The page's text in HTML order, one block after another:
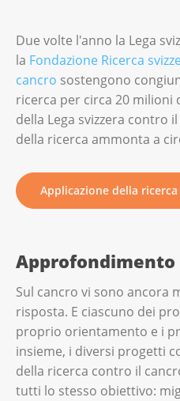
Due volte l'anno la Lega
la Fondazione Ricerca
cancro sostengono
ricerca per circa 20
della Lega svizzera contro
della ricerca ammonta a
Applicazione della ricerca
Approfondimento
Sul cancro vi sono ancora
risposta. E ciascuno dei
proprio orientamento e i
insieme, i diversi progetti
della ricerca contro il
tutti lo stesso obiettivo: